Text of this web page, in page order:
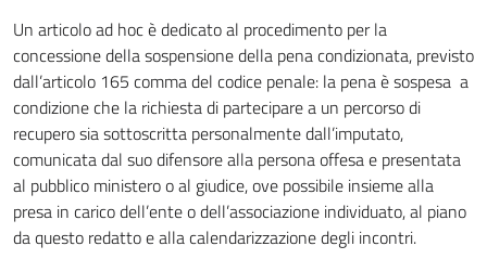
Un articolo ad hoc è dedicato al procedimento per la
concessione della sospensione della pena condizionata, previsto
dall’articolo 165 comma del codice penale: la pena è sospesa a
condizione che la richiesta di partecipare a un percorso di
recupero sia sottoscritta personalmente dall’imputato,
comunicata dal suo difensore alla persona offesa e presentata
al pubblico ministero o al giudice, ove possibile insieme alla
presa in carico dell’ente o dell’associazione individuato, al piano
da questo redatto e alla calendarizzazione degli incontri.